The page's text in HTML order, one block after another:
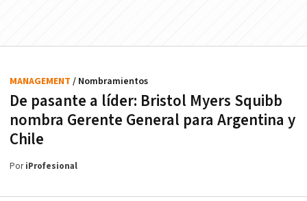
De pasante a líder: Bristol Myers Squibb
nombra Gerente General para Argentina y
Chile
MANAGEMENT / Nombramientos
PoriProfesional